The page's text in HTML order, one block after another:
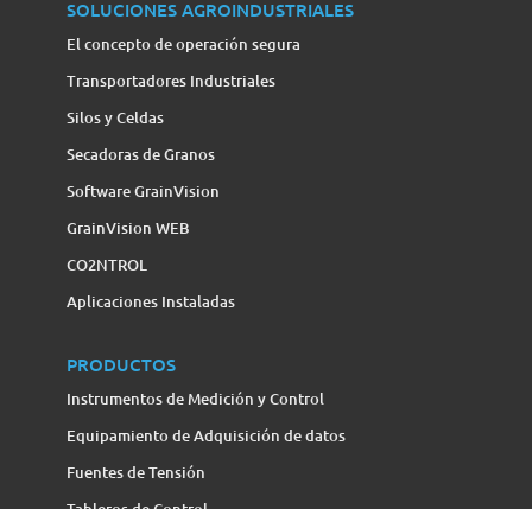
SOLUCIONES AGROINDUSTRIALES
El concepto de operación segura
Transportadores Industriales
Silos y Celdas
Secadoras de Granos
Software GrainVision
GrainVision WEB
CO2NTROL
Aplicaciones Instaladas
PRODUCTOS
Instrumentos de Medición y Control
Equipamiento de Adquisición de datos
Fuentes de Tensión